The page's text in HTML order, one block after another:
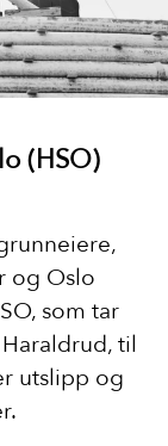
(HSO)
og Oslo
som tar
til
utslipp og